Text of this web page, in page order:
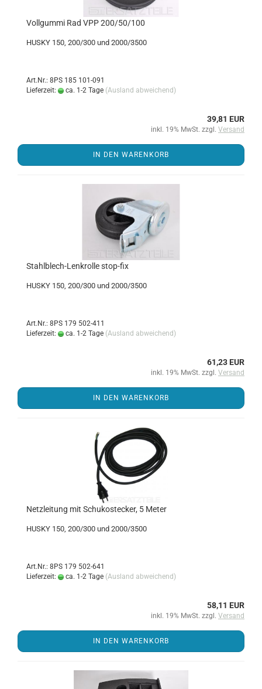
Voll­gum­mi Rad VPP 200/50/100
HUSKY 150, 200/300 und 2000/3500
Art.Nr.: 8PS 185 101-091
Lieferzeit:
ca. 1-2 Tage (Ausland abweichend)
39,81 EUR
inkl. 19% MwSt. zzgl. Versand
IN DEN WARENKORB
Stahlblech-​​Len­k­rol­le stop-​fix
HUSKY 150, 200/300 und 2000/3500
Art.Nr.: 8PS 179 502-411
Lieferzeit:
ca. 1-2 Tage (Ausland abweichend)
61,23 EUR
inkl. 19% MwSt. zzgl. Versand
IN DEN WARENKORB
Netz­lei­tung mit Schu­ko­ste­cker, 5 Meter
HUSKY 150, 200/300 und 2000/3500
Art.Nr.: 8PS 179 502-641
Lieferzeit:
ca. 1-2 Tage (Ausland abweichend)
58,11 EUR
inkl. 19% MwSt. zzgl. Versand
IN DEN WARENKORB